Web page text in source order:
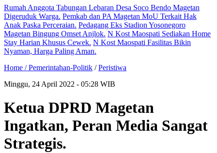
Rumah Anggota Tabungan Lebaran Desa Soco Bendo Magetan
Digeruduk Warga. Pemkab dan PA Magetan MoU Terkait Hak
Anak Paska Perceraian. Pedagang Eks Stadion Yosonegoro
Magetan Bingung Omset Anjlok. N Kost Maospati Sediakan Home
Stay Harian Khusus Cewek. N Kost Maospati Fasilitas Bikin
Nyaman, Harga Paling Aman.
Home /Pemerintahan-Politik /Peristiwa
Minggu, 24 April 2022 - 05:28 WIB
Ketua DPRD Magetan
Ingatkan, Peran Media Sangat
Strategis.